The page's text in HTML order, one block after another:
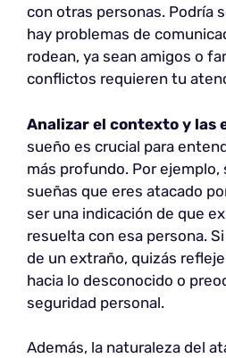
con otras personas. Podría
hay problemas de
rodean, ya sean amigos o
conflictos requieren tu
Analizar el contexto y las
sueño es crucial para
más profundo. Por
sueñas que eres atacado
ser una indicación de que
resuelta con esa persona.
de un extraño, quizás
hacia lo desconocido o
seguridad personal.
Además, la naturaleza del